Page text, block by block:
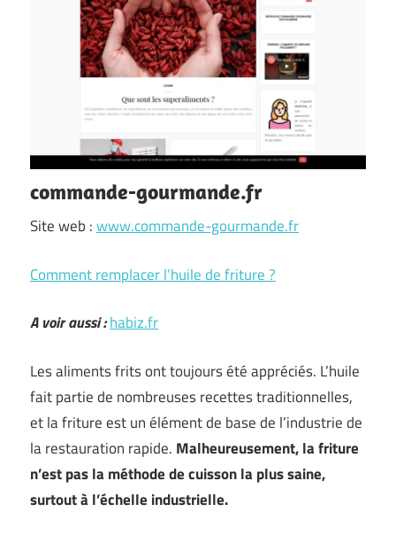
commande-gourmande.fr
Site web :www.commande-gourmande.fr
Comment remplacer l’huile de friture ?
A voir aussi :habiz.fr
Les aliments frits ont toujours été appréciés. L’huile
fait partie de nombreuses recettes traditionnelles,
et la friture est un élément de base de l’industrie de
la restauration rapide. Malheureusement, la friture
n’est pas la méthode de cuisson la plus saine,
surtout à l’échelle industrielle.